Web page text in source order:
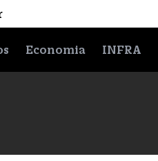
Economia INFRA